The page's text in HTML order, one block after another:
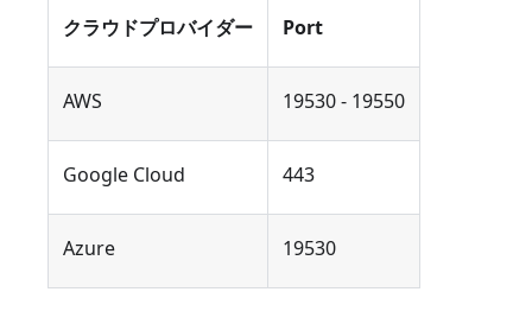
クラウドプロバイダー Port
AWS 19530 - 19550
Google Cloud 443
Azure 19530